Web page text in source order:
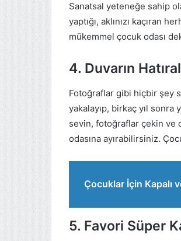
Sanatsal yeteneğe sahip
yaptığı, aklınızı kaçıran
mükemmel çocuk odası
4. Duvarın
Fotoğraflar gibi hiçbir şey
yakalayıp, birkaç yıl sonra
sevin, fotoğraflar çekin ve
odasına ayırabilirsiniz.
Çocuklar İçin Kapalı
5. Favori Süper